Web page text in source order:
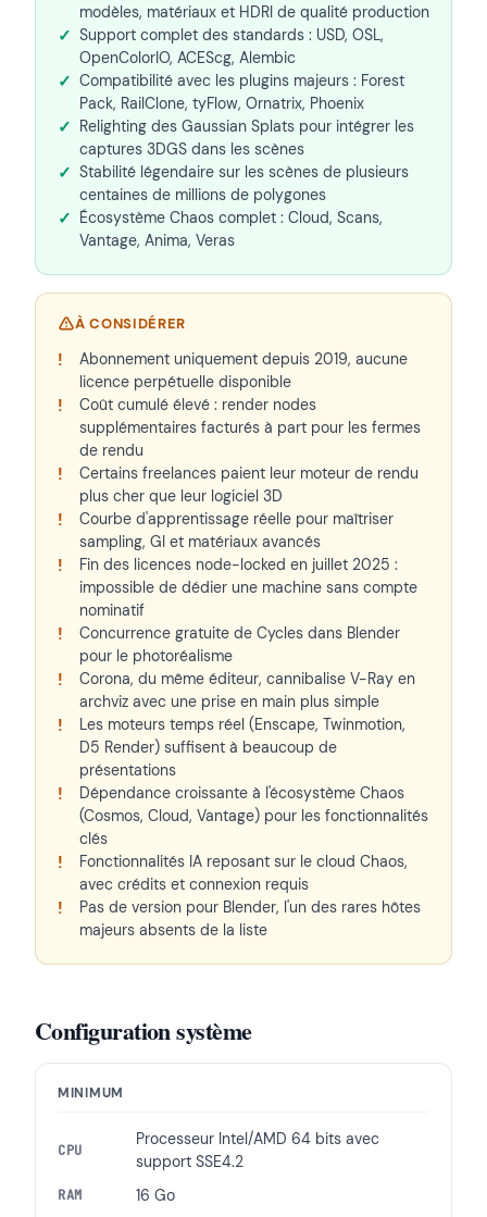
modèles, matériaux et HDRI de qualité production
Support complet des standards : USD, OSL,
OpenColorIO, ACEScg, Alembic
Compatibilité avec les plugins majeurs : Forest
Pack, RailClone, tyFlow, Ornatrix, Phoenix
Relighting des Gaussian Splats pour intégrer les
captures 3DGS dans les scènes
Stabilité légendaire sur les scènes de plusieurs
centaines de millions de polygones
Écosystème Chaos complet : Cloud, Scans,
Vantage, Anima, Veras
À CONSIDÉRER
Abonnement uniquement depuis 2019, aucune
licence perpétuelle disponible
Coût cumulé élevé : render nodes
supplémentaires facturés à part pour les fermes
de rendu
Certains freelances paient leur moteur de rendu
plus cher que leur logiciel 3D
Courbe d'apprentissage réelle pour maîtriser
sampling, GI et matériaux avancés
Fin des licences node-locked en juillet 2025 :
impossible de dédier une machine sans compte
nominatif
Concurrence gratuite de Cycles dans Blender
pour le photoréalisme
Corona, du même éditeur, cannibalise V-Ray en
archviz avec une prise en main plus simple
Les moteurs temps réel (Enscape, Twinmotion,
D5 Render) suffisent à beaucoup de
présentations
Dépendance croissante à l'écosystème Chaos
(Cosmos, Cloud, Vantage) pour les fonctionnalités
clés
Fonctionnalités IA reposant sur le cloud Chaos,
avec crédits et connexion requis
Pas de version pour Blender, l'un des rares hôtes
majeurs absents de la liste
Configuration système
MINIMUM
CPU
Processeur Intel/AMD 64 bits avec
support SSE4.2
RAM 16 Go